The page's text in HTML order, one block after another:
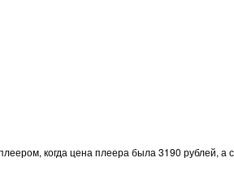
когда цена плеера была 3190 рублей, а